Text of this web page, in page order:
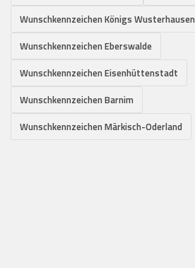
Wunschkennzeichen Königs Wusterhausen
Wunschkennzeichen Eberswalde
Wunschkennzeichen Eisenhüttenstadt
Wunschkennzeichen Barnim
Wunschkennzeichen Märkisch-Oderland